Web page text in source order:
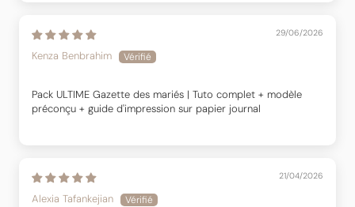
29/06/2026
Kenza Benbrahim
Pack ULTIME Gazette des mariés | Tuto complet + modèle
préconçu + guide d'impression sur papier journal
21/04/2026
Alexia Tafankejian